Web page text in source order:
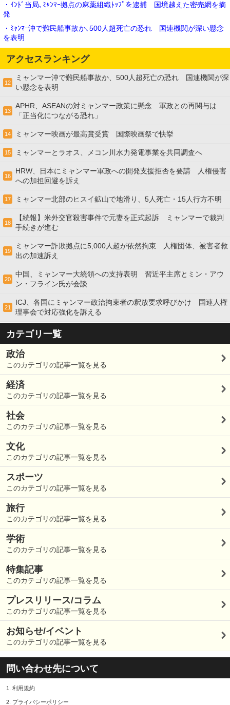
・ｲﾝﾄﾞ当局､ﾐｬﾝﾏｰ拠点の麻薬組織ﾄｯﾌﾟを逮捕 国境越えた密売網を摘
発
・ﾐｬﾝﾏｰ沖で難民船事故か､500人超死亡の恐れ 国連機関が深い懸念
を表明
アクセスランキング
12
ミャンマー沖で難民船事故か、500人超死亡の恐れ 国連機関が深
い懸念を表明
13
APHR、ASEANの対ミャンマー政策に懸念 軍政との再関与は
「正当化につながる恐れ」
14 ミャンマー映画が最高賞受賞 国際映画祭で快挙
15 ミャンマーとラオス、メコン川水力発電事業を共同調査へ
16
HRW、日本にミャンマー軍政への開発支援拒否を要請 人権侵害
への加担回避を訴え
17 ミャンマー北部のヒスイ鉱山で地滑り、5人死亡・15人行方不明
18
【続報】米外交官殺害事件で元妻を正式起訴 ミャンマーで裁判
手続きが進む
19
ミャンマー詐欺拠点に5,000人超が依然拘束 人権団体、被害者救
出の加速訴え
20
中国、ミャンマー大統領への支持表明 習近平主席とミン・アウ
ン・フライン氏が会談
21
ICJ、各国にミャンマー政治拘束者の釈放要求呼びかけ 国連人権
理事会で対応強化を訴える
カテゴリ一覧
政治
このカテゴリの記事一覧を見る
経済
このカテゴリの記事一覧を見る
社会
このカテゴリの記事一覧を見る
文化
このカテゴリの記事一覧を見る
スポーツ
このカテゴリの記事一覧を見る
旅行
このカテゴリの記事一覧を見る
学術
このカテゴリの記事一覧を見る
特集記事
このカテゴリの記事一覧を見る
プレスリリース/コラム
このカテゴリの記事一覧を見る
お知らせ/イベント
このカテゴリの記事一覧を見る
問い合わせ先について
1. 利用規約
2. プライバシーポリシー